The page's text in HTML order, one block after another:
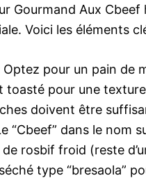
Gourmand Aux
Voici les éléments
Optez pour un pain de
toasté pour une
doivent être
“Cbeef” dans le nom
rosbif froid (reste
type “bresaola”